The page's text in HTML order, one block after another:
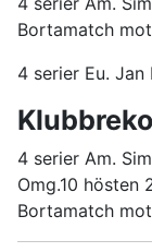
Bortamatch
4 serier Eu.
4 serier Am.
Omg.10 hösten
Bortamatch